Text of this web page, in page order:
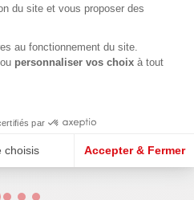
du site et vous proposer des
au fonctionnement du site.
ou personnaliser vos choix à tout
par
choisis Accepter & Fermer
consent
autour de la création